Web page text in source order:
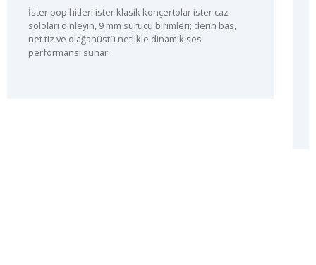
İster pop hitleri ister klasik konçertolar ister caz
soloları dinleyin, 9 mm sürücü birimleri; derin bas,
net tiz ve olağanüstü netlikle dinamik ses
performansı sunar.